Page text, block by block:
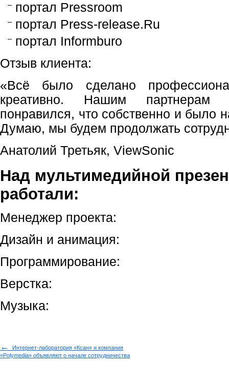
портал Pressroom
портал Press-release.Ru
портал Informburo
Отзыв клиента:
«Всё было сделано
креативно. Нашим партнерам
понравился, что собственно и было
Думаю, мы будем продолжать
Анатолий Третьяк, ViewSonic
Над мультимедийной
работали:
Менеджер проекта:
Дизайн и анимация:
Программирование:
Верстка:
Музыка:
←
Интернет-лаборатория «Ксан» и компания
«Polymedia» объявляют о начале сотрудничества